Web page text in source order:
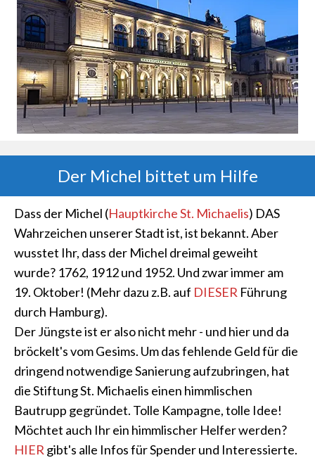
Der Michel bittet um Hilfe
Dass der Michel (Hauptkirche St. Michaelis) DAS
Wahrzeichen unserer Stadt ist, ist bekannt. Aber
wusstet Ihr, dass der Michel dreimal geweiht
wurde? 1762, 1912 und 1952. Und zwar immer am
19. Oktober! (Mehr dazu z.B. auf DIESER Führung
durch Hamburg).
Der Jüngste ist er also nicht mehr - und hier und da
bröckelt's vom Gesims. Um das fehlende Geld für die
dringend notwendige Sanierung aufzubringen, hat
die Stiftung St. Michaelis einen himmlischen
Bautrupp gegründet. Tolle Kampagne, tolle Idee!
Möchtet auch Ihr ein himmlischer Helfer werden?
HIER gibt's alle Infos für Spender und Interessierte.